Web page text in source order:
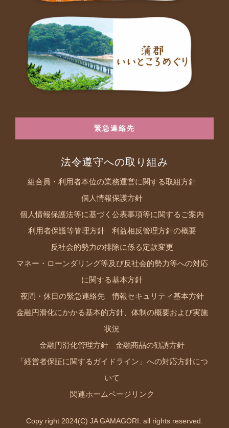
緊急連絡先
法令遵守への取り組み
組合員・利用者本位の業務運営に関する取組方針
個人情報保護方針
個人情報保護法等に基づく公表事項等に関するご案内
利用者保護等管理方針 利益相反管理方針の概要
反社会的勢力の排除に係る定款変更
マネー・ローンダリング等及び反社会的勢力等への対応
に関する基本方針
夜間・休日の緊急連絡先 情報セキュリティ基本方針
金融円滑化にかかる基本的方針、体制の概要および実施
状況
金融円滑化管理方針 金融商品の勧誘方針
「経営者保証に関するガイドライン」への対応方針につ
いて
関連ホームページリンク
Copy right 2024(C) JA GAMAGORI. all rights reserved.